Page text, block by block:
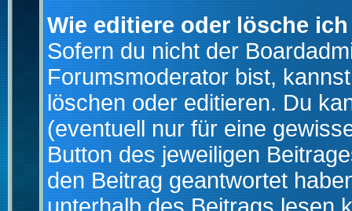
Wie editiere oder lösche
Sofern du nicht der
Forumsmoderator bist,
löschen oder editieren. Du
(eventuell nur für eine
Button des jeweiligen
den Beitrag geantwortet